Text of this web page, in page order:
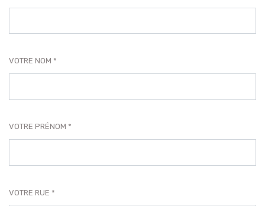
VOTRE NOM
VOTRE PRÉNOM
VOTRE RUE